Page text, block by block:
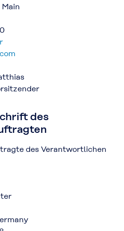
des
des Verantwortlichen